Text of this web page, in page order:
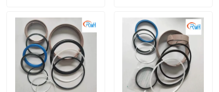
أخبار
حالات
طقم ختم الكسارة الهيدروليكية